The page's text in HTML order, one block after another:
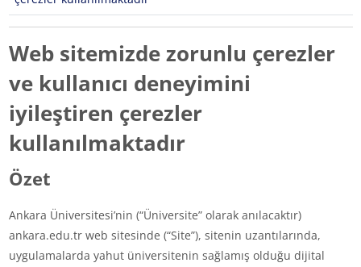
Web sitemizde zorunlu çerezler
ve kullanıcı deneyimini
iyileştiren çerezler
kullanılmaktadır
Özet
Ankara Üniversitesi’nin (“Üniversite” olarak anılacaktır)
ankara.edu.tr web sitesinde (“Site”), sitenin uzantılarında,
uygulamalarda yahut üniversitenin sağlamış olduğu dijital